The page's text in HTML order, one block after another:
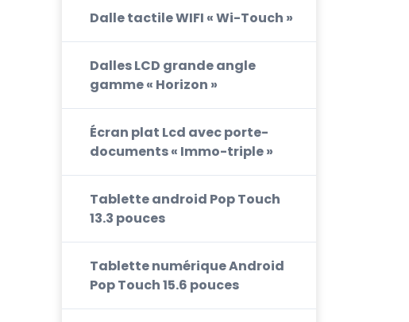
Dalle tactile WIFI « Wi-Touch »
Dalles LCD grande angle
gamme « Horizon »
Écran plat Lcd avec porte-
documents « Immo-triple »
Tablette android Pop Touch
13.3 pouces
Tablette numérique Android
Pop Touch 15.6 pouces